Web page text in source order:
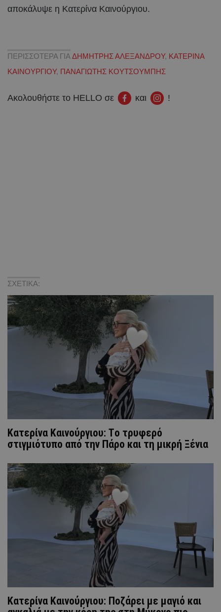
αποκάλυψε η Κατερίνα Καινούργιου.
ΠΕΡΙΣΣΟΤΕΡΑ ΓΙΑ ΔΗΜΗΤΡΗΣ ΑΛΕΞΑΝΔΡΟΥ, ΚΑΤΕΡΙΝΑ
ΚΑΙΝΟΥΡΓΙΟΥ, ΠΑΝΑΓΙΩΤΗΣ ΚΟΥΤΣΟΥΜΠΗΣ
Ακολουθήστε το HELLO σε και !
ΣΧΕΤΙΚΑ:
Κατερίνα Καινούργιου: Tο τρυφερό
στιγμιότυπο από την Πάρο και τη μικρή Ξένια
Κατερίνα Καινούργιου: Ποζάρει με μαγιό και